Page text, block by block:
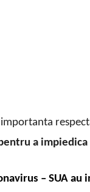
a
– SUA